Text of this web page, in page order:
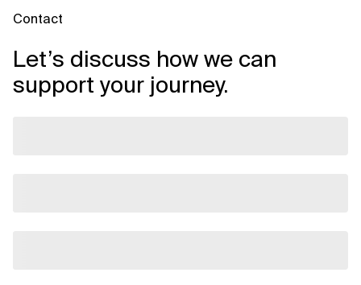
Contact
Let’s discuss how we can
support your journey.